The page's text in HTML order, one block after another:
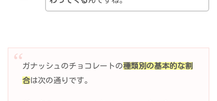
ガナッシュのチョコレートの種類別の基本的な割
合は次の通りです。